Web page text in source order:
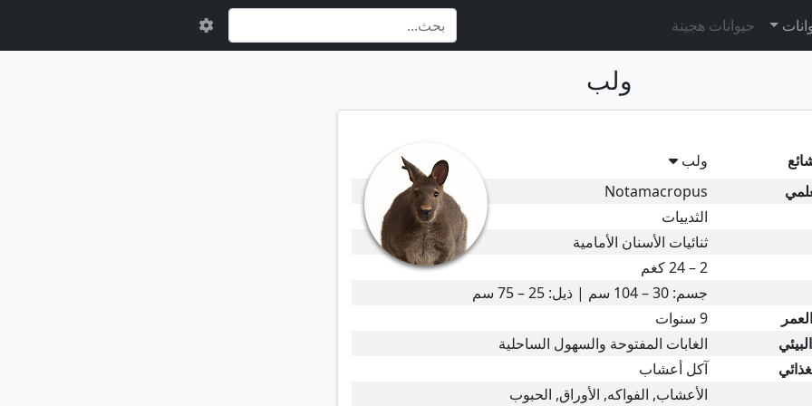
حيوانات هجينة
ولب
ولب
Notamacropus
الثدييات
ثنائيات الأسنان الأمامية
2 – 24 كغم
جسم: 30 – 104 سم | ذيل: 25 – 75 سم
9 سنوات
الغابات المفتوحة والسهول الساحلية
آكل أعشاب
الأعشاب, الفواكه, الأوراق, الحبوب